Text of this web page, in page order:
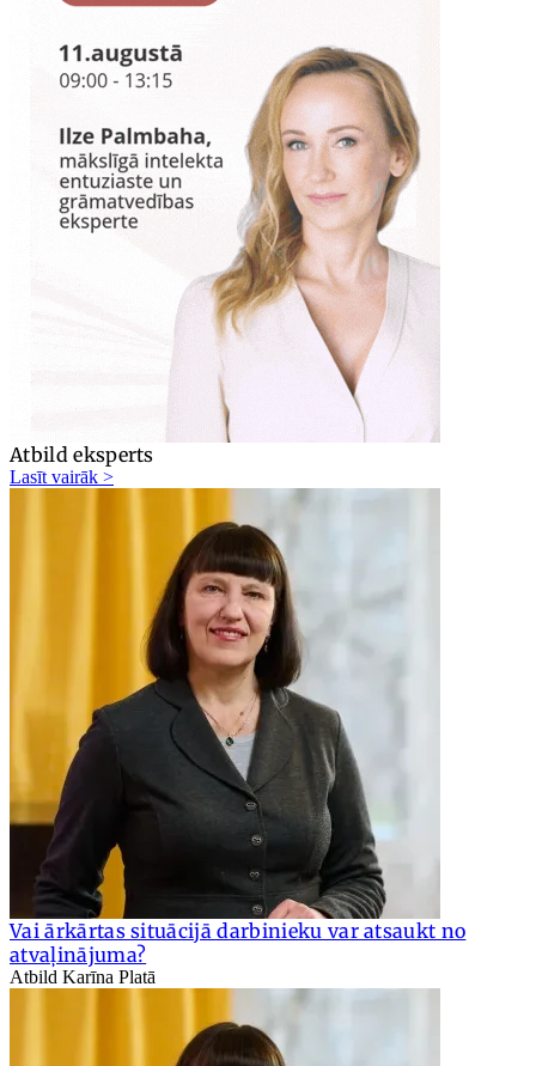
Atbild eksperts
Lasīt vairāk >
Vai ārkārtas situācijā darbinieku var atsaukt no
atvaļinājuma?
Atbild Karīna Platā